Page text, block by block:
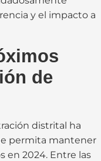
y el impacto a
de
distrital ha
permita mantener
en 2024. Entre las